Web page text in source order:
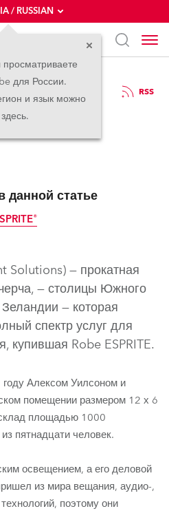
/ RUSSIAN
для России.
и язык можно
здесь.
RSS
для TES
данной статье
Solutions) — прокатная
— столицы Южного
— которая
спектр услуг для
купившая Robe ESPRITE.
Алексом Уилсоном и
помещении размером 12 х 6
площадью 1000
пятнадцати человек.
освещением, а его деловой
из мира вещания, аудио-,
поэтому они